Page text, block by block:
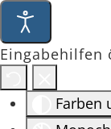
Eingabehilfen
Farben